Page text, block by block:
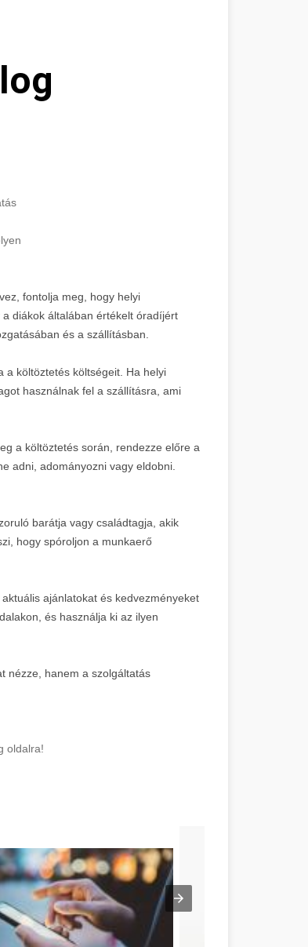
fontolja meg, hogy helyi
diákok általában értékelt óradíjért
és a szállításban.
a költöztetés költségeit. Ha helyi
használnak fel a szállításra, ami
a költöztetés során, rendezze előre a
adni, adományozni vagy eldobni.
barátja vagy családtagja, akik
hogy spóroljon a munkaerő
ajánlatokat és kedvezményeket
és használja ki az ilyen
nézze, hanem a szolgáltatás
oldalra!